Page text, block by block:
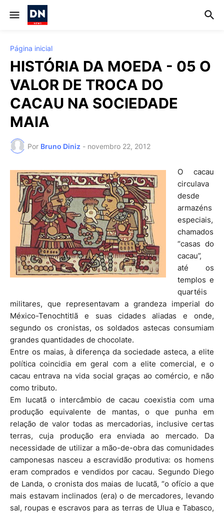
Página inicial
HISTÓRIA DA MOEDA - 05 O
VALOR DE TROCA DO
CACAU NA SOCIEDADE
MAIA
Por Bruno Diniz - novembro 22, 2012
O cacau
circulava
desde
armazéns
especiais,
chamados
“casas do
cacau”,
até os
templos e
quartéis
militares, que representavam a grandeza imperial do
México-Tenochtitlã e suas cidades aliadas e onde,
segundo os cronistas, os soldados astecas consumiam
grandes quantidades de chocolate.
Entre os maias, à diferença da sociedade asteca, a elite
política coincidia em geral com a elite comercial, e o
cacau entrava na vida social graças ao comércio, e não
como tributo.
Em Iucatã o intercâmbio de cacau coexistia com uma
produção equivalente de mantas, o que punha em
relação de valor todas as mercadorias, inclusive certas
terras, cuja produção era enviada ao mercado. Da
necessidade de utilizar a mão-de-obra das comunidades
camponesas nasceu a escravidão produtiva: os homens
eram comprados e vendidos por cacau. Segundo Diego
de Landa, o cronista dos maias de Iucatã, “o ofício a que
mais estavam inclinados (era) o de mercadores, levando
sal, roupas e escravos para as terras de Ulua e Tabasco,